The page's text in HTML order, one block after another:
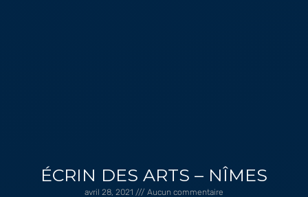
ÉCRIN DES ARTS – NÎMES
avril 28, 2021 Aucun commentaire